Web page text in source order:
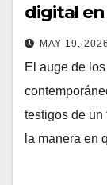
digital
MAY 19, 2026
El auge de
testigos de un
la manera en